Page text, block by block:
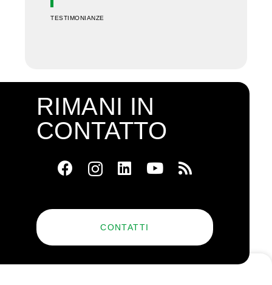
TESTIMONIANZE
RIMANI IN
CONTATTO
CONTATTI